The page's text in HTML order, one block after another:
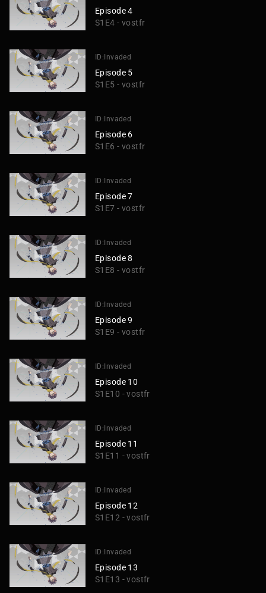
Episode 4
S1E4 - vostfr
ID:Invaded
Episode 5
S1E5 - vostfr
ID:Invaded
Episode 6
S1E6 - vostfr
ID:Invaded
Episode 7
S1E7 - vostfr
ID:Invaded
Episode 8
S1E8 - vostfr
ID:Invaded
Episode 9
S1E9 - vostfr
ID:Invaded
Episode 10
S1E10 - vostfr
ID:Invaded
Episode 11
S1E11 - vostfr
ID:Invaded
Episode 12
S1E12 - vostfr
ID:Invaded
Episode 13
S1E13 - vostfr